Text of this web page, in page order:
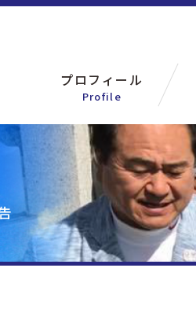
プロフィール
Profile